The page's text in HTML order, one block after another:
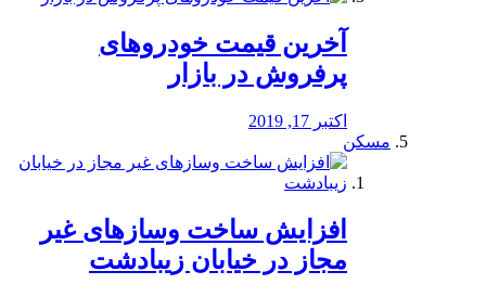
آخرین قیمت خودرو‌های
پرفروش در بازار
اکتبر 17, 2019
مسکن
افزایش ساخت وسازهای غیر
مجاز در خیابان زیبادشت